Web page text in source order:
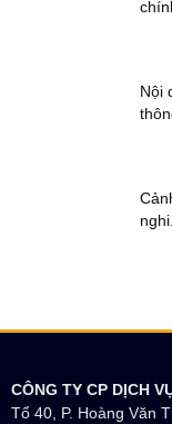
Nội
CÔNG TY CP DỊCH
Tổ 40, P. Hoàng Văn